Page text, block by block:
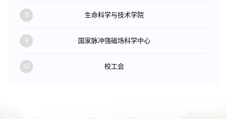
8 生命科学与技术学院
9 国家脉冲强磁场科学中心
10 校工会